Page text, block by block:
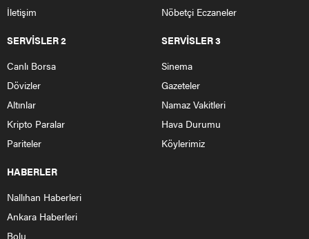
İletişim
Nöbetçi Eczaneler
SERVİSLER 2
Canlı Borsa
Dövizler
Altınlar
Kripto Paralar
Pariteler
SERVİSLER 3
Sinema
Gazeteler
Namaz Vakitleri
Hava Durumu
Köylerimiz
HABERLER
Nallıhan Haberleri
Ankara Haberleri
Bolu